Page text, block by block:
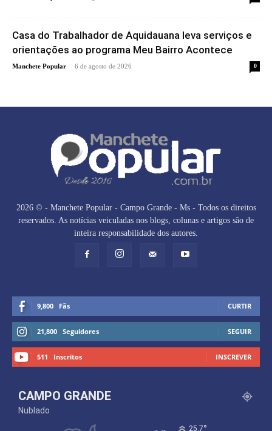
Casa do Trabalhador de Aquidauana leva serviços e
orientações ao programa Meu Bairro Acontece
Manchete Popular - 6 de agosto de 2026 0
2026 © - Manchete Popular - Campo Grande - Ms - Todos os direitos
reservados. As notícias veiculadas nos blogs, colunas e artigos são de
inteira responsabilidade dos autores.
9,800 Fãs CURTIR
21,800 Seguidores SEGUIR
511 Inscritos INSCREVER
CAMPO GRANDE
Nublado
25.7